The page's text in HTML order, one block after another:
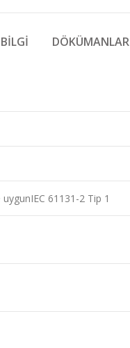
DÖKÜMANLAR
uygunIEC 61131-2 Tip 1